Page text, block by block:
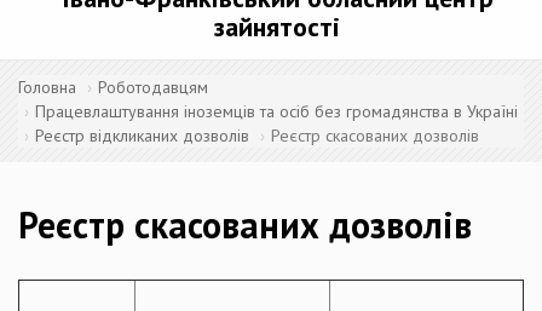
зайнятості
Головна
Роботодавцям
Працевлаштування іноземців та осіб без громадянства в Україні
Реєстр відкликаних дозволів
Реєстр скасованих дозволів
Реєстр скасованих дозволів